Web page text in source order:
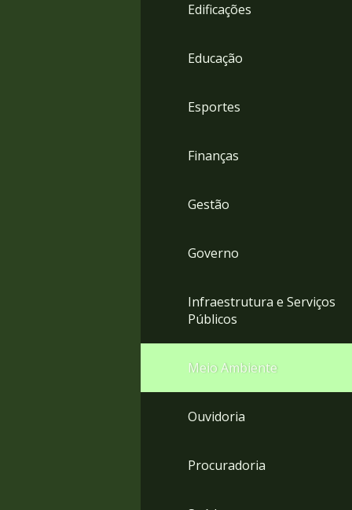
Edificações
Educação
Esportes
Finanças
Gestão
Governo
Infraestrutura e Serviços
Públicos
Meio Ambiente
Ouvidoria
Procuradoria